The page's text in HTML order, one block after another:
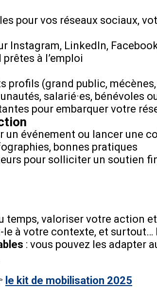
pour vos réseaux sociaux,
Instagram, LinkedIn,
à l’emploi
profils (grand public,
salarié·es, bénévoles
pour embarquer votre
un événement ou lancer une
bonnes pratiques
pour solliciter un soutien
temps, valoriser votre action
à votre contexte, et surtout…
: vous pouvez les adapter
le kit de mobilisation 2025